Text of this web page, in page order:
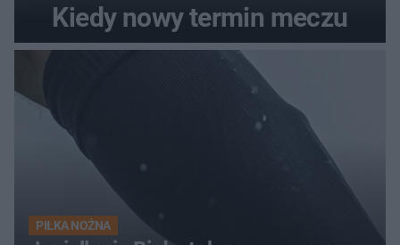
Kiedy nowy termin meczu
PIŁKA NOŻNA